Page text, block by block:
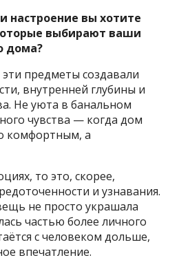
настроение вы хотите
выбирают ваши
дома?
предметы создавали
внутренней глубины и
Не уюта в банальном
чувства — когда дом
комфортным, а
то это, скорее,
и узнавания.
не просто украшала
частью более личного
с человеком дольше,
впечатление.